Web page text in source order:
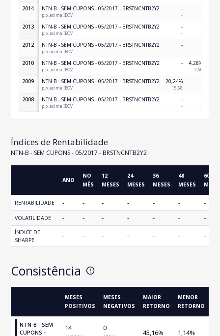
2014 NTN-B - SEM CUPONS - 05/2017 - BRSTNCNTB2Y2
p.p. acima IBOV
-
-
2013 NTN-B - SEM CUPONS - 05/2017 - BRSTNCNTB2Y2
p.p. acima IBOV
-
-
2012 NTN-B - SEM CUPONS - 05/2017 - BRSTNCNTB2Y2
p.p. acima IBOV
-
-
2010 NTN-B - SEM CUPONS - 05/2017 - BRSTNCNTB2Y2
p.p. acima IBOV
-
-
4,28%
2,60
2009 NTN-B - SEM CUPONS - 05/2017 - BRSTNCNTB2Y2
p.p. acima IBOV
20,24%
15,58
2008 NTN-B - SEM CUPONS - 05/2017 - BRSTNCNTB2Y2
p.p. acima IBOV
-
-
Índices de Rentabilidade
NTN-B - SEM CUPONS - 05/2017 - BRSTNCNTB2Y2
ANO
NO
MÊS
12
MESES
24
MESES
36
MESES
48
MESES
60
RENTABILIDADE - - - - - - -
VOLATILIDADE - - - - - - -
ÍNDICE DE
SHARPE
- - - - - - -
Consistência
MESES
POSITIVOS
MESES
NEGATIVOS
MAIOR
RETORNO
MENOR
RETORNO
NTN-B - SEM
CUPONS -
14
0
45,16% 1,14%